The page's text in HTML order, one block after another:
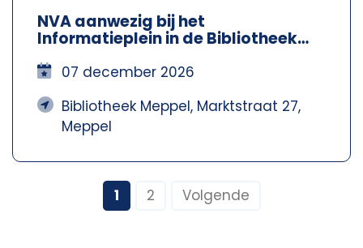
NVA aanwezig bij het
Informatieplein in de Bibliotheek
Meppel
07 december 2026
Bibliotheek Meppel, Marktstraat 27,
Meppel
1 2 Volgende